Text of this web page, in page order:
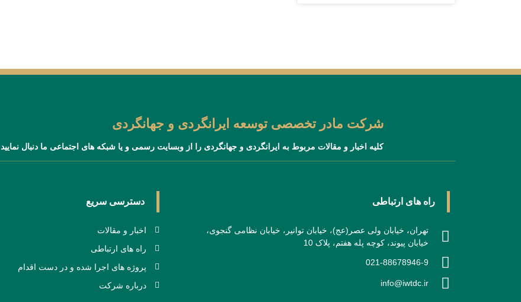
شرکت مادر تخصصی توسعه ایرانگردی و جهانگردی
کلیه اخبار و مقالات مربوط به ایرانگردی و جهانگردی را از وبسایت رسمی و یا شبکه های اجتماعی ما دنبال نمایید
راه های ارتباطی
تهران، خیابان ولی عصر(عج)، خیابان توانیر، خیابان نظامی گنجوی،
خیابان پیوند، کوچه پله هفتم، پلاک 10
021-88678946-9
info@iwtdc.ir
دسترسی سریع
اخبار و مقالات
راه های ارتباطی
پروژه های اجرا شده و در دست اقدام
درباره شرکت